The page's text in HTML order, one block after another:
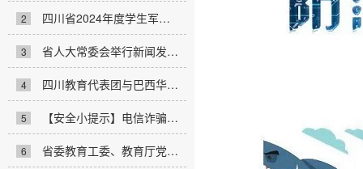
2 四川省2024年度学生军训工作联席会议召开...
3 省人大常委会举行新闻发布会解读《四川...
4 四川教育代表团与巴西华人文化交流协会...
5 【安全小提示】电信诈骗不可怕，防诈反...
6 省委教育工委、教育厅党组举办党纪学习...